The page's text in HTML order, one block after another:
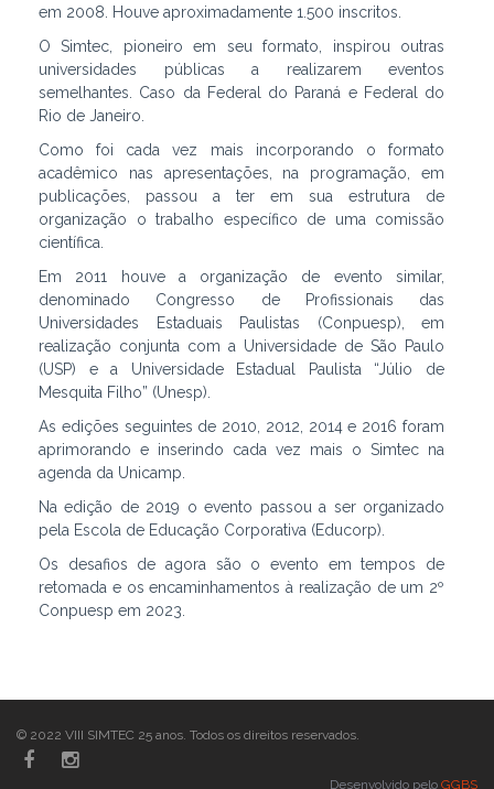
em 2008. Houve aproximadamente 1.500 inscritos.
O Simtec, pioneiro em seu formato, inspirou outras
universidades públicas a realizarem eventos
semelhantes. Caso da Federal do Paraná e Federal do
Rio de Janeiro.
Como foi cada vez mais incorporando o formato
acadêmico nas apresentações, na programação, em
publicações, passou a ter em sua estrutura de
organização o trabalho específico de uma comissão
científica.
Em 2011 houve a organização de evento similar,
denominado Congresso de Profissionais das
Universidades Estaduais Paulistas (Conpuesp), em
realização conjunta com a Universidade de São Paulo
(USP) e a Universidade Estadual Paulista “Júlio de
Mesquita Filho” (Unesp).
As edições seguintes de 2010, 2012, 2014 e 2016 foram
aprimorando e inserindo cada vez mais o Simtec na
agenda da Unicamp.
Na edição de 2019 o evento passou a ser organizado
pela Escola de Educação Corporativa (Educorp).
Os desafios de agora são o evento em tempos de
retomada e os encaminhamentos à realização de um 2º
Conpuesp em 2023.
© 2022 VIII SIMTEC 25 anos. Todos os direitos reservados.
Desenvolvido pelo GGBS